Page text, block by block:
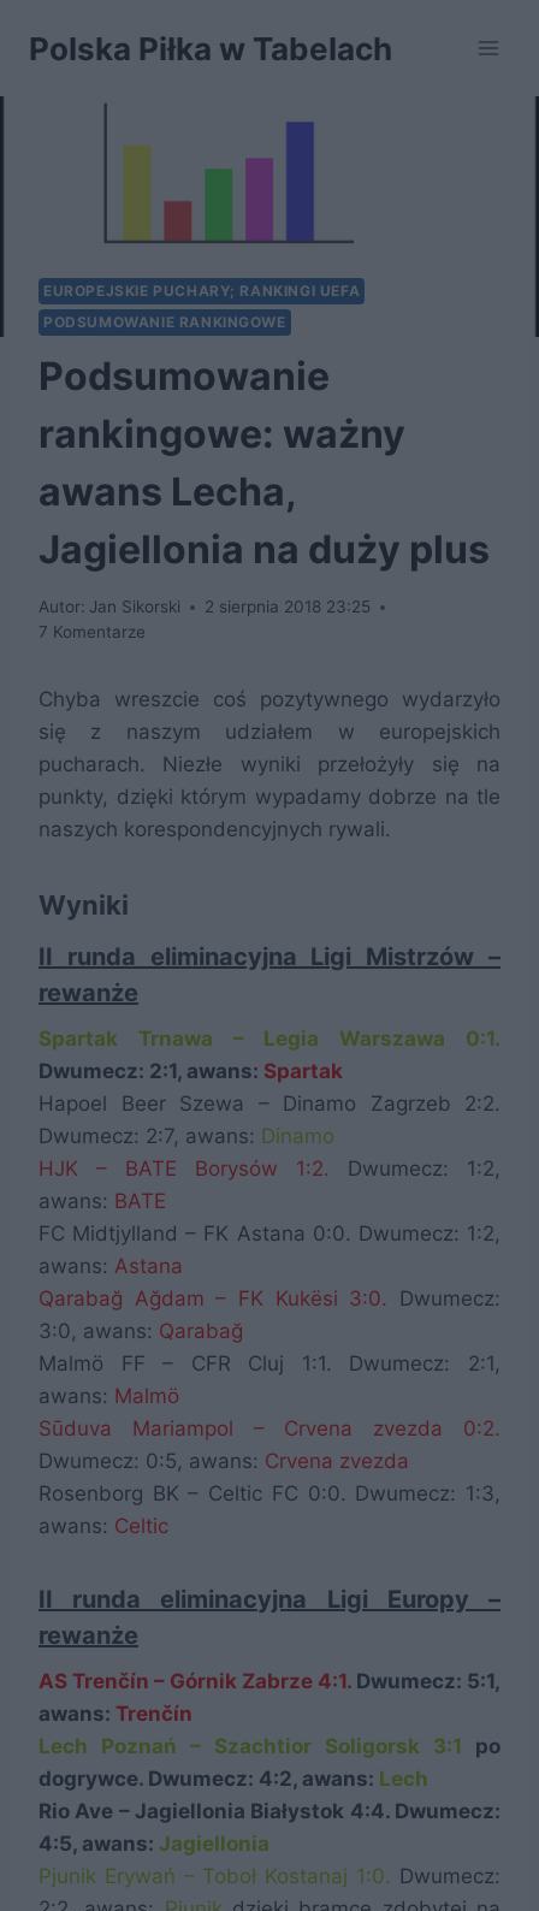
Polska Piłka w Tabelach
EUROPEJSKIE PUCHARY; RANKINGI UEFA
PODSUMOWANIE RANKINGOWE
Podsumowanie
rankingowe: ważny
awans Lecha,
Jagiellonia na duży plus
Autor: Jan Sikorski
2 sierpnia 2018 23:25
7 Komentarze
Chyba wreszcie coś pozytywnego wydarzyło
się z naszym udziałem w europejskich
pucharach. Niezłe wyniki przełożyły się na
punkty, dzięki którym wypadamy dobrze na tle
naszych korespondencyjnych rywali.
Wyniki
II runda eliminacyjna Ligi Mistrzów –
rewanże
Spartak Trnawa – Legia Warszawa 0:1.
Dwumecz: 2:1, awans: Spartak
Hapoel Beer Szewa – Dinamo Zagrzeb 2:2.
Dwumecz: 2:7, awans: Dinamo
HJK – BATE Borysów 1:2. Dwumecz: 1:2,
awans: BATE
FC Midtjylland – FK Astana 0:0. Dwumecz: 1:2,
awans: Astana
Qarabağ Ağdam – FK Kukësi 3:0.
Dwumecz:
3:0, awans: Qarabağ
Malmö FF – CFR Cluj 1:1. Dwumecz: 2:1,
awans: Malmö
Sūduva Mariampol – Crvena zvezda 0:2.
Dwumecz: 0:5, awans: Crvena zvezda
Rosenborg BK – Celtic FC 0:0. Dwumecz: 1:3,
awans: Celtic
II runda eliminacyjna Ligi Europy –
rewanże
AS Trenčín – Górnik Zabrze 4:1. Dwumecz: 5:1,
awans: Trenčín
Lech Poznań – Szachtior Soligorsk 3:1 po
dogrywce. Dwumecz: 4:2, awans: Lech
Rio Ave – Jagiellonia Białystok 4:4. Dwumecz:
4:5, awans: Jagiellonia
Pjunik Erywań – Toboł Kostanaj 1:0. Dwumecz: